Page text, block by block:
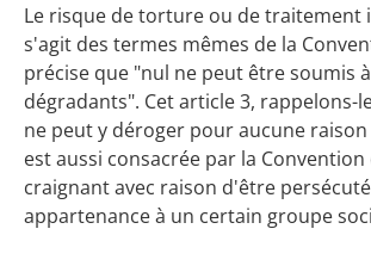
Le risque de torture ou de
s'agit des termes mêmes de la
précise que "nul ne peut être soumis
dégradants". Cet article 3, rappelons-
ne peut y déroger pour aucune
est aussi consacrée par la
craignant avec raison d'être
appartenance à un certain groupe